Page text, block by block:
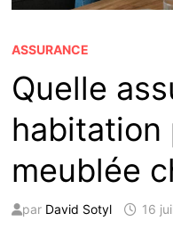
ASSURANCE
Quelle
habitation
meublée
par David Sotyl 16